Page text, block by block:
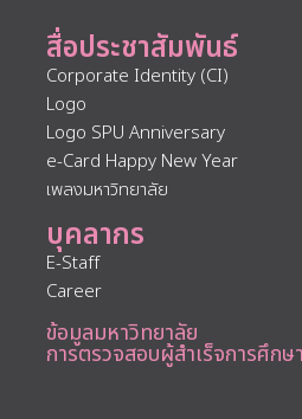
สื่อประชาสัมพันธ์
Corporate Identity (CI)
Logo
Logo SPU Anniversary
e-Card Happy New Year
เพลงมหาวิทยาลัย
บุคลากร
E-Staff
Career
ข้อมูลมหาวิทยาลัย
การตรวจสอบผู้สำเร็จการศึกษา